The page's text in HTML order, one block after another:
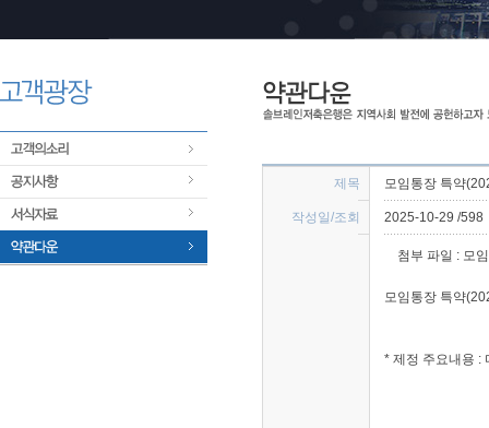
제목 모임통장 특약
작성일/조회 2025-10-29 /598
첨부 파일 : 모
모임통장 특약
* 제정 주요내용 :